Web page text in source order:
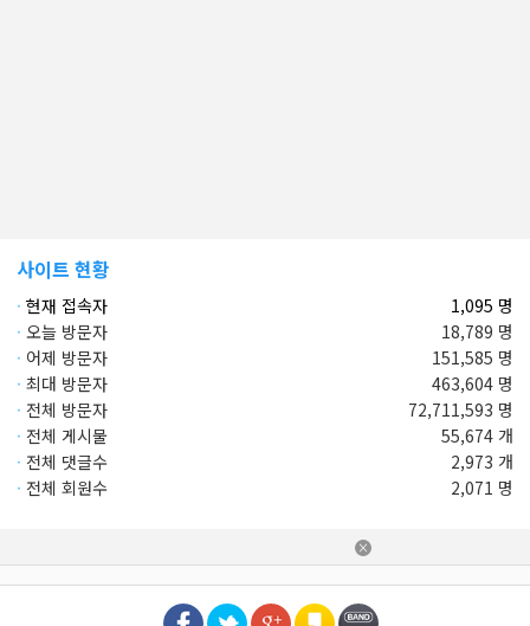
×
사이트 현황
· 현재 접속자
1,095 명
· 오늘 방문자
18,789 명
· 어제 방문자
151,585 명
· 최대 방문자
463,604 명
· 전체 방문자
72,711,593 명
· 전체 게시물
55,674 개
· 전체 댓글수
2,973 개
· 전체 회원수 2,071 명